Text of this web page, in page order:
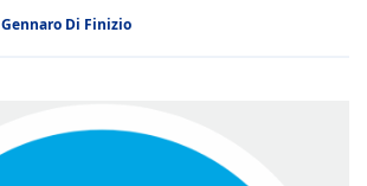
Gennaro Di Finizio